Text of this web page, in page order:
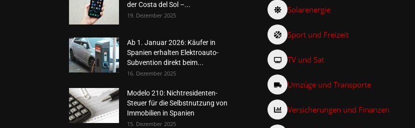
der Costa del Sol –...
19. Dezember 2025
Ab 1. Januar 2026: Käufer in
Spanien erhalten Elektroauto-
Subvention direkt beim...
16. Dezember 2025
Modelo 210: Nichtresidenten-
Steuer für die Selbstnutzung von
Immobilien in Spanien
15. Dezember 2025
Solarenergie
Sport und Freizeit
TV und Sat
Umzüge und Transporte
Versicherungen und Finanzen